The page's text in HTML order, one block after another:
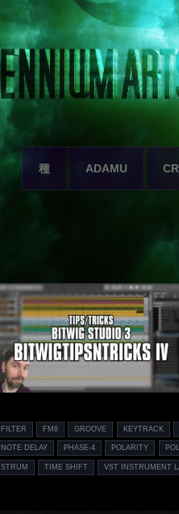
種 ADAMU
FILTER FM8 GROOVE KEYTRACK
NOTE DELAY PHASE-4 POLARITY
STRUM TIME SHIFT VST INSTRUMENT